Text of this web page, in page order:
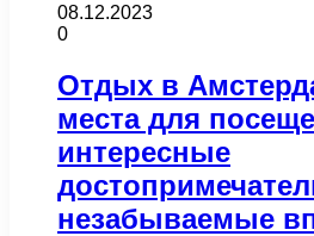
08.12.2023
0
Отдых в
места для
интересные
незабываемые